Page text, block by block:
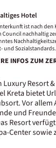
Hotel
ist nach
Council nachhaltig
und Sozialstandards.
INFOS ZUM
Luxury Resort
Kreta bietet
Vor allem
und
Resort
Center sowie